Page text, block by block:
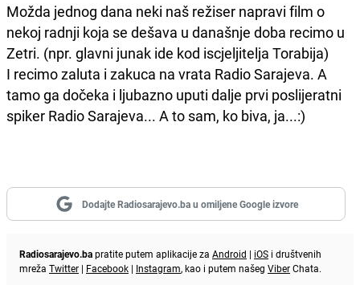
Možda jednog dana neki naš režiser napravi film o
nekoj radnji koja se dešava u današnje doba recimo u
Zetri. (npr. glavni junak ide kod iscjeljitelja Torabija)
I recimo zaluta i zakuca na vrata Radio Sarajeva. A
tamo ga dočeka i ljubazno uputi dalje prvi poslijeratni
spiker Radio Sarajeva... A to sam, ko biva, ja...:)
Dodajte Radiosarajevo.ba u omiljene Google izvore
Radiosarajevo.bapratite putem aplikacije za Android | iOS i društvenih
mreža Twitter | Facebook | Instagram, kao i putem našeg ViberChata.